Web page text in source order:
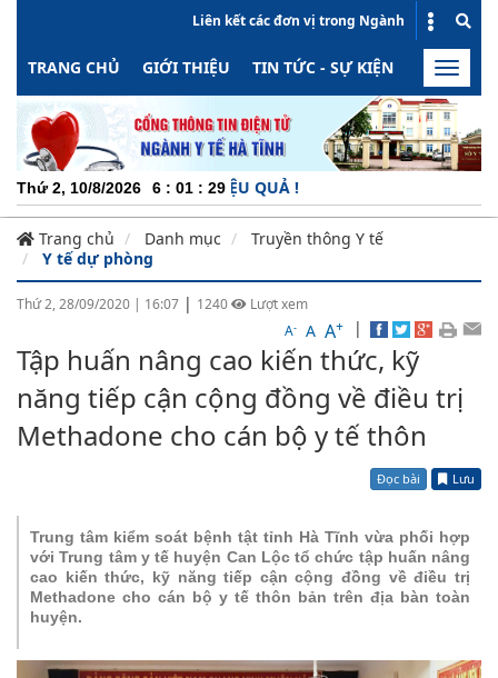
Liên kết các đơn vị trong Ngành
TRANG CHỦ GIỚI THIỆU TIN TỨC - SỰ KIỆN HOẠT
Toggle
Thứ 2, 10/8/2026 6 : 01 : 29
ĐỘNG - MINH BẠCH - HIỆU QUẢ !
Trang chủ Danh mục
Truyền thông Y tế
Y tế dự phòng
Thứ 2, 28/09/2020 | 16:07 | 1240
Lượt xem
A- A A+ |
Tập huấn nâng cao kiến thức, kỹ
năng tiếp cận cộng đồng về điều trị
Methadone cho cán bộ y tế thôn
Đọc bài Lưu
Trung tâm kiểm soát bệnh tật tỉnh Hà Tĩnh vừa phối hợp
với Trung tâm y tế huyện Can Lộc tổ chức tập huấn nâng
cao kiến thức, kỹ năng tiếp cận cộng đồng về điều trị
Methadone cho cán bộ y tế thôn bản trên địa bàn toàn
huyện.